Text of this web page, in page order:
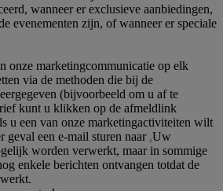
wanneer er exclusieve aanbiedingen,
evenementen zijn, of wanneer er speciale
onze marketingcommunicatie op elk
via de methoden die bij de
(bijvoorbeeld om u af te
kunt u klikken op de afmeldlink
u een van onze marketingactiviteiten wilt
geval een e-mail sturen naar .Uw
worden verwerkt, maar in sommige
enkele berichten ontvangen totdat de